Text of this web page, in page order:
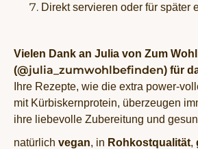
Direkt servieren oder für später
Vielen Dank an Julia von Zum
(@julia_zumwohlbefinden) für
Ihre Rezepte, wie die extra power-
mit Kürbiskernprotein, überzeugen
ihre liebevolle Zubereitung und
natürlich vegan, in Rohkostqualität,